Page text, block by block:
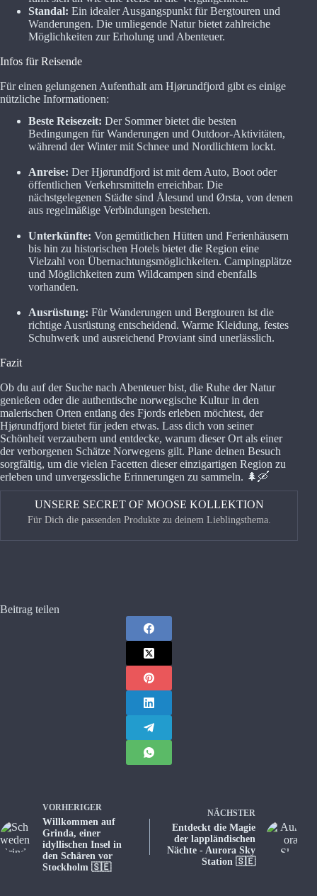
Standal: Ein idealer Ausgangspunkt für Bergtouren und
Wanderungen. Die umliegende Natur bietet zahlreiche
Möglichkeiten zur Erholung und Abenteuer.
Infos für Reisende
Für einen gelungenen Aufenthalt am Hjørundfjord gibt es einige
nützliche Informationen:
Beste Reisezeit: Der Sommer bietet die besten
Bedingungen für Wanderungen und Outdoor-Aktivitäten,
während der Winter mit Schnee und Nordlichtern lockt.
Anreise: Der Hjørundfjord ist mit dem Auto, Boot oder
öffentlichen Verkehrsmitteln erreichbar. Die
nächstgelegenen Städte sind Ålesund und Ørsta, von denen
aus regelmäßige Verbindungen bestehen.
Unterkünfte: Von gemütlichen Hütten und Ferienhäusern
bis hin zu historischen Hotels bietet die Region eine
Vielzahl von Übernachtungsmöglichkeiten. Campingplätze
und Möglichkeiten zum Wildcampen sind ebenfalls
vorhanden.
Ausrüstung: Für Wanderungen und Bergtouren ist die
richtige Ausrüstung entscheidend. Warme Kleidung, festes
Schuhwerk und ausreichend Proviant sind unerlässlich.
Fazit
Ob du auf der Suche nach Abenteuer bist, die Ruhe der Natur
genießen oder die authentische norwegische Kultur in den
malerischen Orten entlang des Fjords erleben möchtest, der
Hjørundfjord bietet für jeden etwas. Lass dich von seiner
Schönheit verzaubern und entdecke, warum dieser Ort als einer
der verborgenen Schätze Norwegens gilt. Plane deinen Besuch
sorgfältig, um die vielen Facetten dieser einzigartigen Region zu
erleben und unvergessliche Erinnerungen zu sammeln. 🌲🛶
UNSERE SECRET OF MOOSE KOLLEKTION
Für Dich die passenden Produkte zu deinem Lieblingsthema.
Beitrag teilen
VORHERIGER
Willkommen auf
Grinda, einer
idyllischen Insel in
den Schären vor
Stockholm 🇸🇪
NÄCHSTER
Entdeckt die Magie
der lappländischen
Nächte - Aurora Sky
Station 🇸🇪